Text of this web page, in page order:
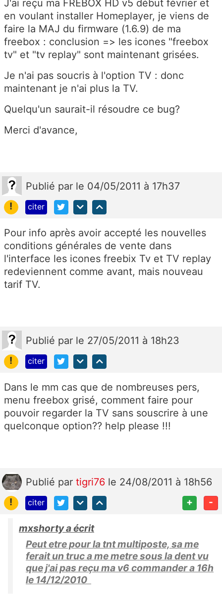
J'ai reçu ma FREBOX HD v5 début février et
en voulant installer Homeplayer, je viens de
faire la MAJ du firmware (1.6.9) de ma
freebox : conclusion => les icones "freebox
tv" et "tv replay" sont maintenant grisées.
Je n'ai pas soucris à l'option TV : donc
maintenant je n'ai plus la TV.
Quelqu'un saurait-il résoudre ce bug?
Merci d'avance,
Publié par le 04/05/2011 à 17h37
!
citer
Pour info après avoir accepté les nouvelles
conditions générales de vente dans
l'interface les icones freebix Tv et TV replay
redeviennent comme avant, mais nouveau
tarif TV.
Publié par le 27/05/2011 à 18h23
!
citer
Dans le mm cas que de nombreuses pers,
menu freebox grisé, comment faire pour
pouvoir regarder la TV sans souscrire à une
quelconque option?? help please !!!
Publié par tigri76 le 24/08/2011 à 18h56
!
citer + -
mxshorty a écrit
Peut etre pour la tnt multiposte, sa me
ferait un truc a me metre sous la dent vu
que j'ai pas reçu ma v6 commander a 16h
le 14/12/2010